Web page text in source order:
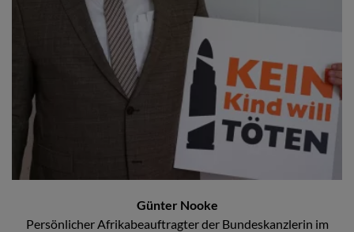
Günter Nooke
Persönlicher Afrikabeauftragter der Bundeskanzlerin im